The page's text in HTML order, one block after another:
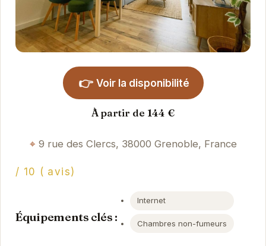
👉 Voir la disponibilité
À partir de 144 €
9 rue des Clercs, 38000 Grenoble, France
/ 10 ( avis)
Équipements clés :
Internet
Chambres non-fumeurs